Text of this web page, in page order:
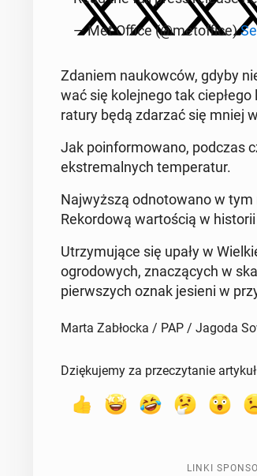
— Met Office (@me­tof­fi­ce)
Zdaniem na­ukow­ców, gdyby
wać się ko­lej­ne­go tak
ra­tu­ry będą zdarzać się mniej
Jak po­in­for­mo­wa­no, podczas
eks­tre­mal­nych tem­pe­ra­tur.
Naj­wyż­szą od­no­to­wa­no w tym
Re­kor­do­wą war­to­ścią w
Utrzy­mu­ją­ce się upały w
ogro­do­wych, zna­czą­cych w
pierw­szych oznak jesieni w
Marta Zabłocka / PAP / Jagoda
Dziękujemy za przeczytanie
LINKI